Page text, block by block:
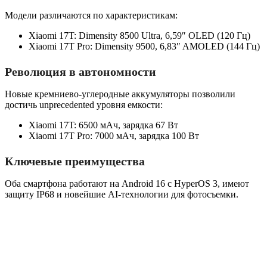
Модели различаются по характеристикам:
Xiaomi 17T: Dimensity 8500 Ultra, 6,59″ OLED (120 Гц)
Xiaomi 17T Pro: Dimensity 9500, 6,83″ AMOLED (144 Гц)
Революция в автономности
Новые кремниево-углеродные аккумуляторы позволили
достичь unprecedented уровня емкости:
Xiaomi 17T: 6500 мАч, зарядка 67 Вт
Xiaomi 17T Pro: 7000 мАч, зарядка 100 Вт
Ключевые преимущества
Оба смартфона работают на Android 16 с HyperOS 3, имеют
защиту IP68 и новейшие AI-технологии для фотосъемки.